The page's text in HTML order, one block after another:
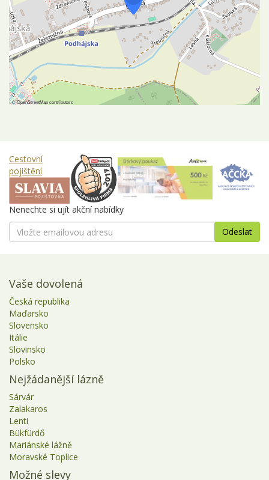
©OpenStreetMapcontributors
Cestovní
pojištění
Nenechte si ujít akční nabídky
Vaše dovolená
Česká republika
Maďarsko
Slovensko
Itálie
Slovinsko
Polsko
Nejžádanější lázně
Sárvár
Zalakaros
Lenti
Bükfürdő
Mariánské lážně
Moravské Toplice
Možné slevy